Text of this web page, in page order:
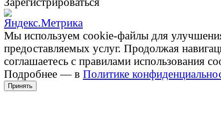
Мы используем cookie-файлы для
предоставляемых услуг. Продолжая
соглашаетесь с правилами использования
Подробнее — в Политике
Принять